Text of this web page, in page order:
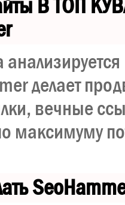
В ТОП
делает
вечные
максимуму